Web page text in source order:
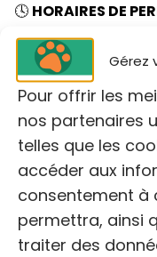
Gérez
Pour offrir les
nos partenaires
telles que les
accéder aux
consentement à
permettra, ainsi
traiter des
🕓 HORAIRES DE
de 14h00 à 17h00
Services offerts:
✓ Campagnes
électronique).
✓ Bons de
conditions de
✓ Conseils en